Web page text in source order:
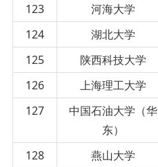
123
河海大学
124
湖北大学
125
陕西科技大学
126
上海理工大学
127
中国石油大学（华
东）
128 燕山大学